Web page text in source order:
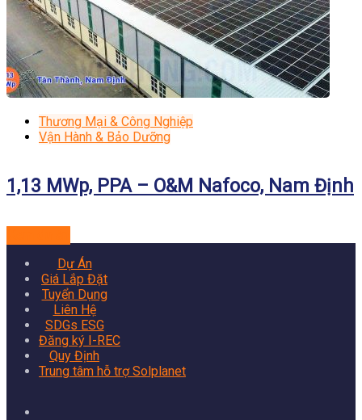
Thương Mại & Công Nghiệp
Vận Hành & Bảo Dưỡng
1,13 MWp, PPA – O&M Nafoco, Nam Định
Dự Án
Giá Lắp Đặt
Tuyển Dụng
Liên Hệ
SDGs ESG
Đăng ký I-REC
Quy Định
Trung tâm hỗ trợ Solplanet